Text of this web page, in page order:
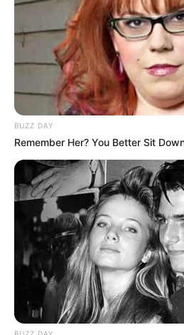
BUZZ DAY
Remember Her? You Better Sit